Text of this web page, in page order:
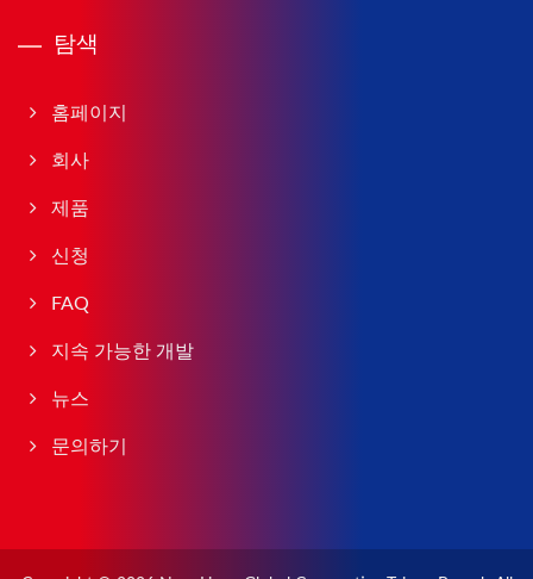
탐색
홈페이지
회사
제품
신청
FAQ
지속 가능한 개발
뉴스
문의하기